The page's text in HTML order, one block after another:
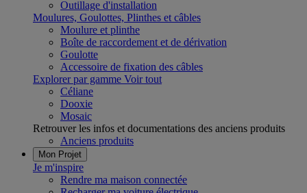
Outillage d'installation
Moulures, Goulottes, Plinthes et câbles
Moulure et plinthe
Boîte de raccordement et de dérivation
Goulotte
Accessoire de fixation des câbles
Explorer par gamme Voir tout
Céliane
Dooxie
Mosaic
Retrouver les infos et documentations des anciens produits
Anciens produits
Mon Projet
Je m'inspire
Rendre ma maison connectée